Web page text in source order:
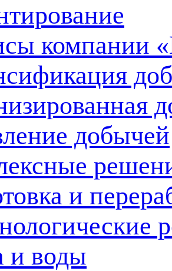
компании
добычей
и
и воды